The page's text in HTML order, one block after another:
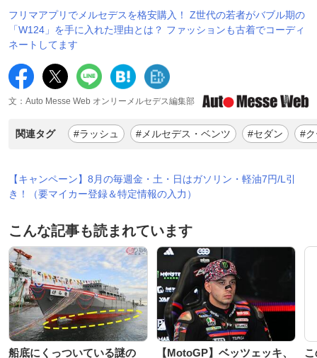
フリマアプリでメルセデスを格安購入！ Z世代の若者がバブル期の
「W124」を手に入れた理由とは？ ファッションも古着でコーディ
ネートしてます
文：Auto Messe Web オンリーメルセデス編集部
関連タグ #ラッシュ #メルセデス・ベンツ #セダン #
【キャンペーン】8月の毎週金・土・日はガソリン・軽油7円/L引
き！（要マイカー登録＆特定情報の入力）
こんな記事も読まれています
船底にくっついている謎の
【MotoGP】ベッツェッキ、